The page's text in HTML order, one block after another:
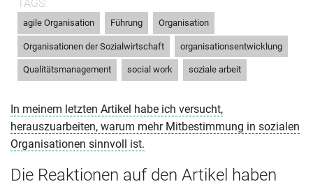
TAGS:
agile Organisation Führung Organisation
Organisationen der Sozialwirtschaft organisationsentwicklung
Qualitätsmanagement social work soziale arbeit
In meinem letzten Artikel habe ich versucht,
herauszuarbeiten, warum mehr Mitbestimmung in sozialen
Organisationen sinnvoll ist.
Die Reaktionen auf den Artikel haben